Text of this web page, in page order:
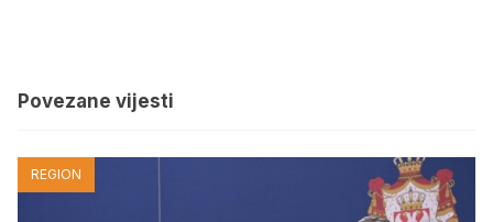
Povezane vijesti
REGION